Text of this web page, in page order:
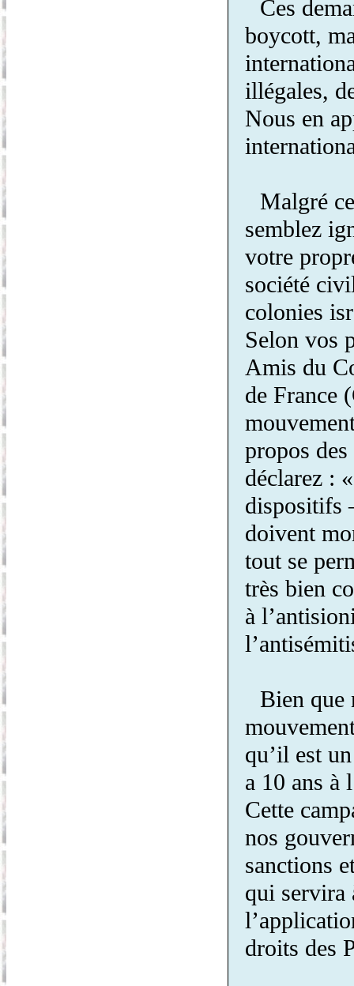
Ces
boycott,
illégales,
Nous en
Malgré
semblez
votre
société
colonies
Selon vos
Amis du
de France
propos
déclarez :
dispositifs
doivent
tout se
très bien
à
Bien que
qu’il est
a 10 ans à
Cette
nos
sanctions
qui servira
droits des